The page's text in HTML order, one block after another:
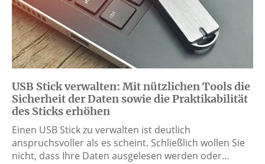
USB Stick verwalten: Mit nützlichen Tools die
Sicherheit der Daten sowie die Praktikabilität
des Sticks erhöhen
Einen USB Stick zu verwalten ist deutlich
anspruchsvoller als es scheint. Schließlich wollen Sie
nicht, dass Ihre Daten ausgelesen werden oder…